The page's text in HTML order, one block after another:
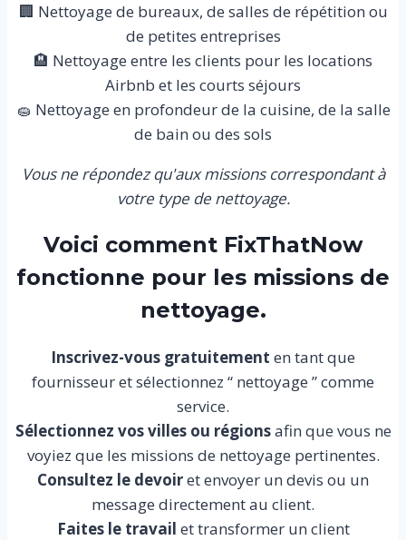
🏢 Nettoyage de bureaux, de salles de répétition ou
de petites entreprises
🏨 Nettoyage entre les clients pour les locations
Airbnb et les courts séjours
🧽 Nettoyage en profondeur de la cuisine, de la salle
de bain ou des sols
Vous ne répondez qu'aux missions correspondant à
votre type de nettoyage.
Voici comment FixThatNow
fonctionne pour les missions de
nettoyage.
Inscrivez-vous gratuitement en tant que
fournisseur et sélectionnez “ nettoyage ” comme
service.
Sélectionnez vos villes ou régionsafin que vous ne
voyiez que les missions de nettoyage pertinentes.
Consultez le devoiret envoyer un devis ou un
message directement au client.
Faites le travail et transformer un client